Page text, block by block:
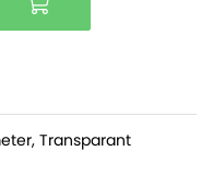
Transparant